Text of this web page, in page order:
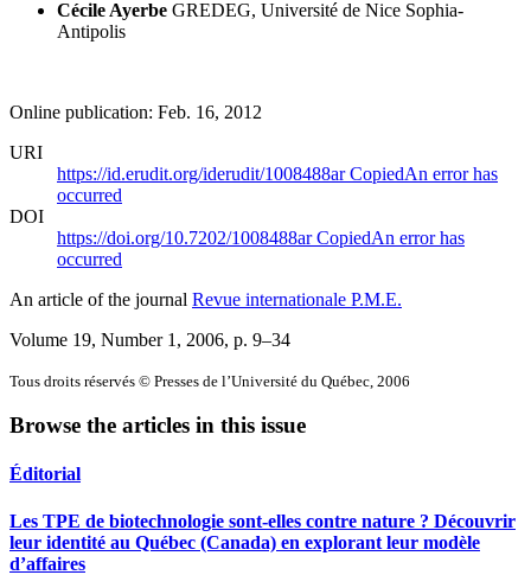
Cécile Ayerbe GREDEG, Université de Nice Sophia-
Antipolis
Online publication: Feb. 16, 2012
URI
https://id.erudit.org/iderudit/1008488arCopiedAn error has
occurred
DOI
https://doi.org/10.7202/1008488arCopiedAn error has
occurred
An article of the journal Revue internationale P.M.E.
Volume 19, Number 1, 2006, p. 9–34
Tous droits réservés © Presses de l’Université du Québec, 2006
Browse the articles in this issue
Éditorial
Les TPE de biotechnologie sont-elles contre nature ? Découvrir
leur identité au Québec (Canada) en explorant leur modèle
d’affaires